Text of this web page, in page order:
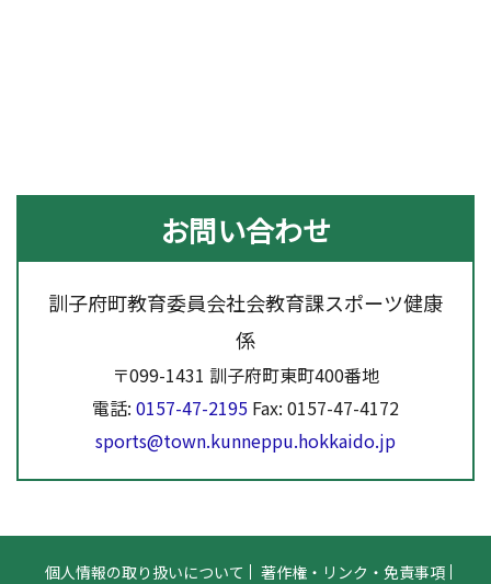
お問い合わせ
訓子府町教育委員会社会教育課スポーツ健康
係
〒099-1431 訓子府町東町400番地
電話:0157-47-2195 Fax: 0157-47-4172
sports@town.kunneppu.hokkaido.jp
個人情報の取り扱いについて
著作権・リンク・免責事項